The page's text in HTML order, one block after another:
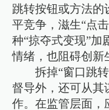
跳转按钮或方法的
平竞争，滋生“点
种“掠夺式变现”加
情绪，也阻碍创新
拆掉“窗口跳
督导外，还可从其
作。在监管层面，